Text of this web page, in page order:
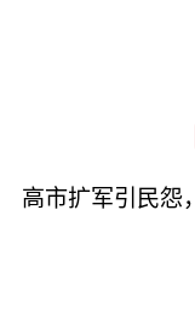
高市扩军引民怨